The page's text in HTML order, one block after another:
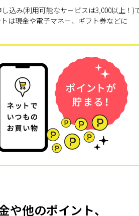
込み(利用可能なサービスは3,000以上！)
は現金や電子マネー、ギフト券などに
や他のポイント、